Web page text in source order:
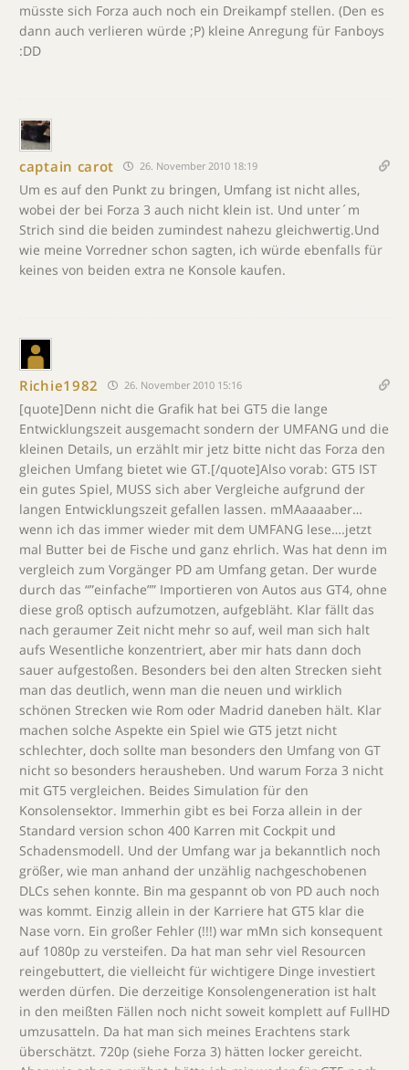
müsste sich Forza auch noch ein Dreikampf stellen. (Den es
dann auch verlieren würde ;P) kleine Anregung für Fanboys
:DD
captain carot 26. November 2010 18:19
Um es auf den Punkt zu bringen, Umfang ist nicht alles,
wobei der bei Forza 3 auch nicht klein ist. Und unter´m
Strich sind die beiden zumindest nahezu gleichwertig.Und
wie meine Vorredner schon sagten, ich würde ebenfalls für
keines von beiden extra ne Konsole kaufen.
Richie1982 26. November 2010 15:16
[quote]Denn nicht die Grafik hat bei GT5 die lange
Entwicklungszeit ausgemacht sondern der UMFANG und die
kleinen Details, un erzählt mir jetz bitte nicht das Forza den
gleichen Umfang bietet wie GT.[/quote]Also vorab: GT5 IST
ein gutes Spiel, MUSS sich aber Vergleiche aufgrund der
langen Entwicklungszeit gefallen lassen. mMAaaaaber…
wenn ich das immer wieder mit dem UMFANG lese….jetzt
mal Butter bei de Fische und ganz ehrlich. Was hat denn im
vergleich zum Vorgänger PD am Umfang getan. Der wurde
durch das “”einfache”” Importieren von Autos aus GT4, ohne
diese groß optisch aufzumotzen, aufgebläht. Klar fällt das
nach geraumer Zeit nicht mehr so auf, weil man sich halt
aufs Wesentliche konzentriert, aber mir hats dann doch
sauer aufgestoßen. Besonders bei den alten Strecken sieht
man das deutlich, wenn man die neuen und wirklich
schönen Strecken wie Rom oder Madrid daneben hält. Klar
machen solche Aspekte ein Spiel wie GT5 jetzt nicht
schlechter, doch sollte man besonders den Umfang von GT
nicht so besonders herausheben. Und warum Forza 3 nicht
mit GT5 vergleichen. Beides Simulation für den
Konsolensektor. Immerhin gibt es bei Forza allein in der
Standard version schon 400 Karren mit Cockpit und
Schadensmodell. Und der Umfang war ja bekanntlich noch
größer, wie man anhand der unzählig nachgeschobenen
DLCs sehen konnte. Bin ma gespannt ob von PD auch noch
was kommt. Einzig allein in der Karriere hat GT5 klar die
Nase vorn. Ein großer Fehler (!!!) war mMn sich konsequent
auf 1080p zu versteifen. Da hat man sehr viel Resourcen
reingebuttert, die vielleicht für wichtigere Dinge investiert
werden dürfen. Die derzeitige Konsolengeneration ist halt
in den meißten Fällen noch nicht soweit komplett auf FullHD
umzusatteln. Da hat man sich meines Erachtens stark
überschätzt. 720p (siehe Forza 3) hätten locker gereicht.